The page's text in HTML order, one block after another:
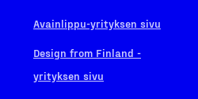
Avainlippu-yrityksen sivu
Design from Finland -
yrityksen sivu